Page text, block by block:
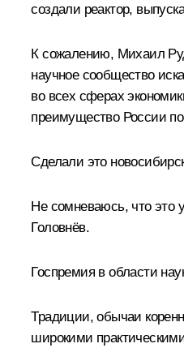
создали реактор,
К сожалению, Михаил
научное сообщество
во всех сферах
преимущество России
Сделали это
Не сомневаюсь, что это
Головнёв.
Госпремия в области
Традиции, обычаи
широкими